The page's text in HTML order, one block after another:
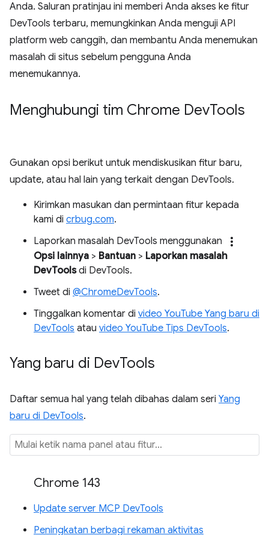
Anda. Saluran pratinjau ini memberi Anda akses ke fitur
DevTools terbaru, memungkinkan Anda menguji API
platform web canggih, dan membantu Anda menemukan
masalah di situs sebelum pengguna Anda
menemukannya.
Menghubungi tim Chrome DevTools
Gunakan opsi berikut untuk mendiskusikan fitur baru,
update, atau hal lain yang terkait dengan DevTools.
Kirimkan masukan dan permintaan fitur kepada
kami di crbug.com.
Laporkan masalah DevTools menggunakan
more_vert
Opsi lainnya > Bantuan > Laporkan masalah
DevToolsdi DevTools.
Tweet di @ChromeDevTools.
Tinggalkan komentar di video YouTube Yang baru di
DevTools atau video YouTube Tips DevTools.
Yang baru di DevTools
Daftar semua hal yang telah dibahas dalam seri Yang
baru di DevTools.
Chrome 143
Update server MCP DevTools
Peningkatan berbagi rekaman aktivitas